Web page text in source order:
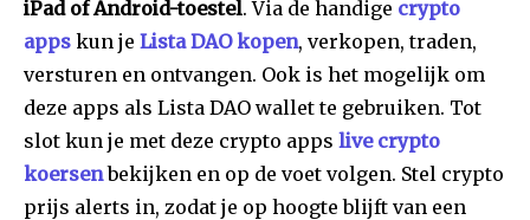
iPad of Android-toestel. Via de handige crypto
apps kun je Lista DAO kopen, verkopen, traden,
versturen en ontvangen. Ook is het mogelijk om
deze apps als Lista DAO wallet te gebruiken. Tot
slot kun je met deze crypto apps live crypto
koersenbekijken en op de voet volgen. Stel crypto
prijs alerts in, zodat je op hoogte blijft van een